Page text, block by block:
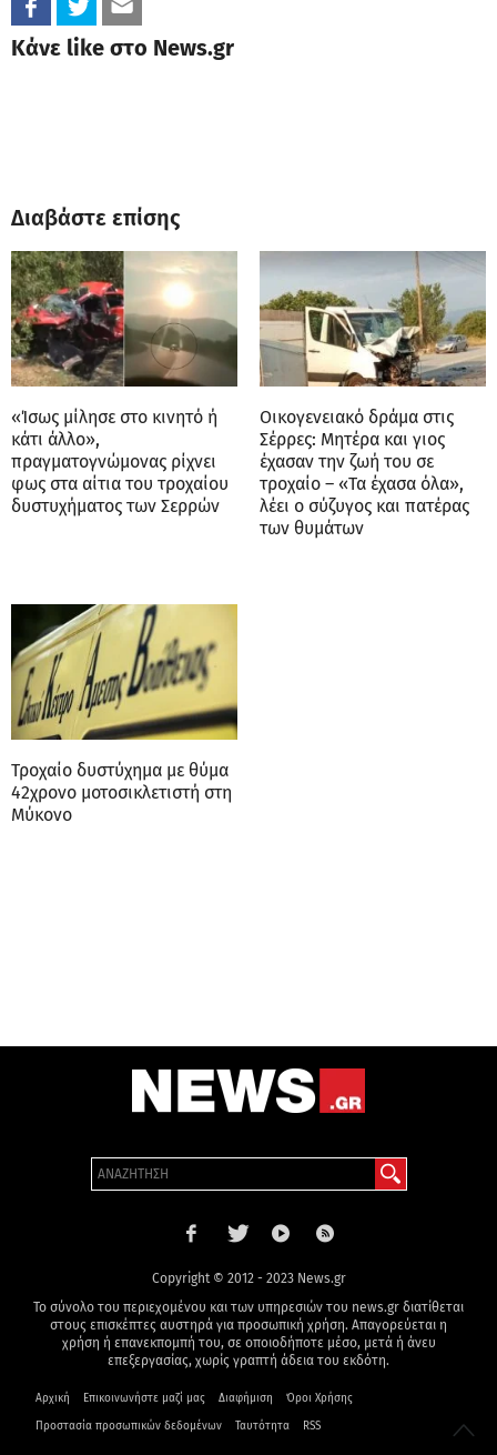
Κάνε like στο News.gr
Διαβάστε επίσης
«Ίσως μίλησε στο κινητό ή
κάτι άλλο»,
πραγματογνώμονας ρίχνει
φως στα αίτια του τροχαίου
δυστυχήματος των Σερρών
Οικογενειακό δράμα στις
Σέρρες: Μητέρα και γιος
έχασαν την ζωή του σε
τροχαίο – «Τα έχασα όλα»,
λέει ο σύζυγος και πατέρας
των θυμάτων
Τροχαίο δυστύχημα με θύμα
42χρονο μοτοσικλετιστή στη
Μύκονο
Copyright © 2012 - 2023 News.gr
Το σύνολο του περιεχομένου και των υπηρεσιών του news.gr διατίθεται
στους επισκέπτες αυστηρά για προσωπική χρήση. Απαγορεύεται η
χρήση ή επανεκπομπή του, σε οποιοδήποτε μέσο, μετά ή άνευ
επεξεργασίας, χωρίς γραπτή άδεια του εκδότη.
Αρχική Επικοινωνήστε μαζί μας Διαφήμιση Όροι Χρήσης
Προστασία προσωπικών δεδομένων Ταυτότητα RSS